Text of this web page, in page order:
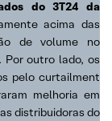
do 3T24 da
acima das
de volume no
outro lado, os
pelo curtailment
melhoria em
distribuidoras do